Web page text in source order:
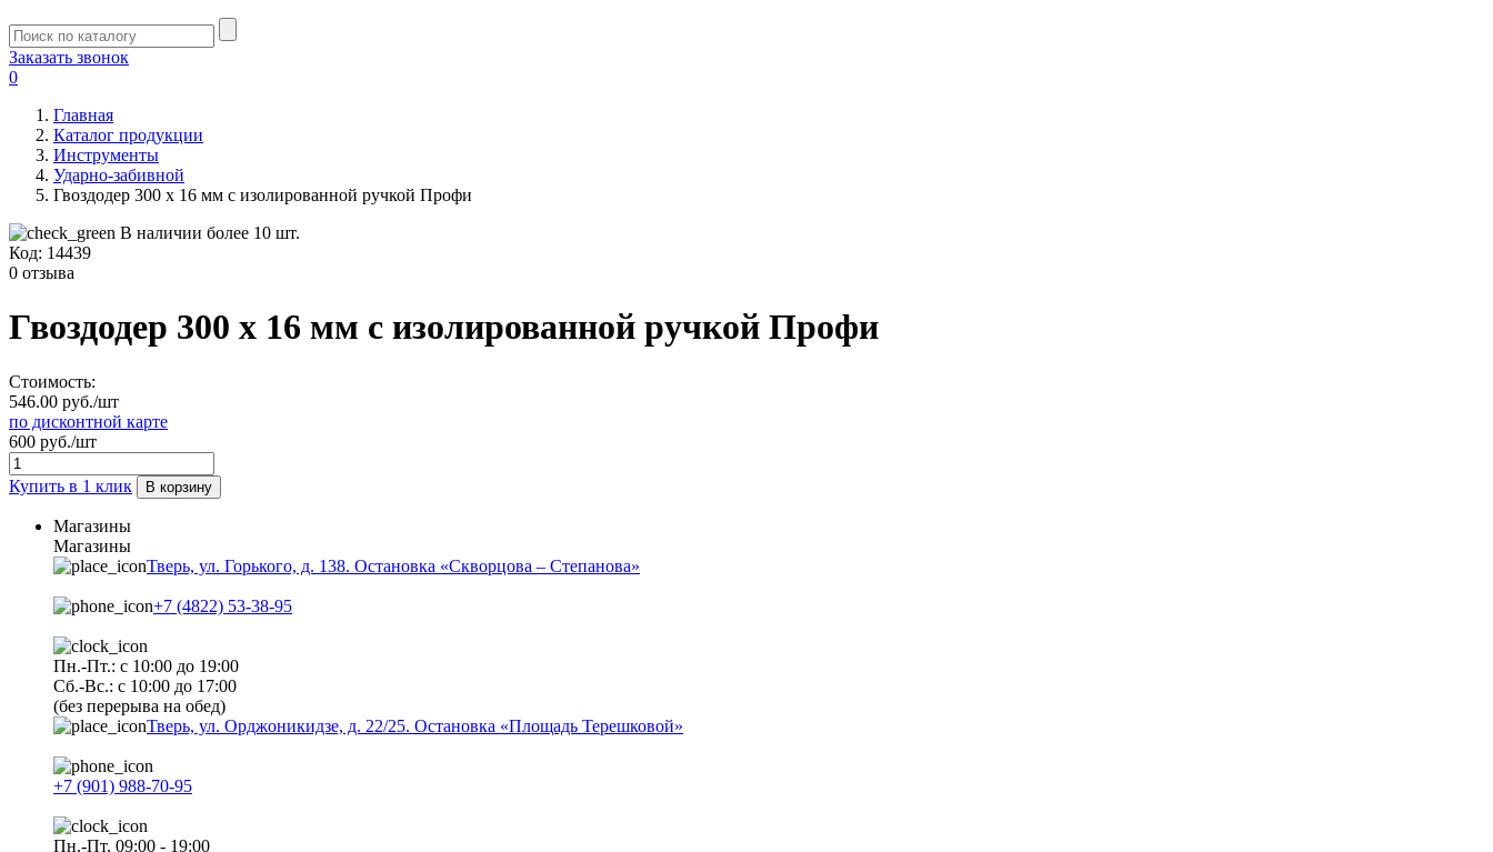
Заказать звонок
0
Главная
Каталог продукции
Инструменты
Ударно-забивной
Гвоздодер 300 х 16 мм с изолированной ручкой Профи
В наличии более 10 шт.
Код: 14439
0 отзыва
Гвоздодер 300 х 16 мм с изолированной ручкой Профи
Стоимость:
546.00 руб./шт
по дисконтной карте
600 руб./шт
Купить в 1 клик В корзину
Магазины
Магазины
Тверь, ул. Горького, д. 138. Остановка «Скворцова – Степанова»
+7 (4822) 53-38-95
Пн.-Пт.: с 10:00 до 19:00
Сб.-Вс.: с 10:00 до 17:00
(без перерыва на обед)
Тверь, ул. Орджоникидзе, д. 22/25. Остановка «Площадь Терешковой»
+7 (901) 988-70-95
Пн.-Пт. 09:00 - 19:00